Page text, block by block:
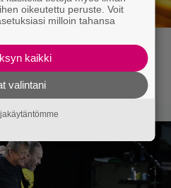
megaelokuva luottaa
oikeutettu peruste. Voit
milloin tahansa
kaikki
valintani